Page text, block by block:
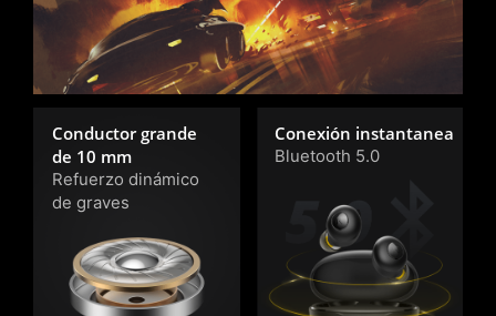
Conductor grande
de 10 mm
Refuerzo dinámico
de graves
Conexión instantanea
Bluetooth 5.0